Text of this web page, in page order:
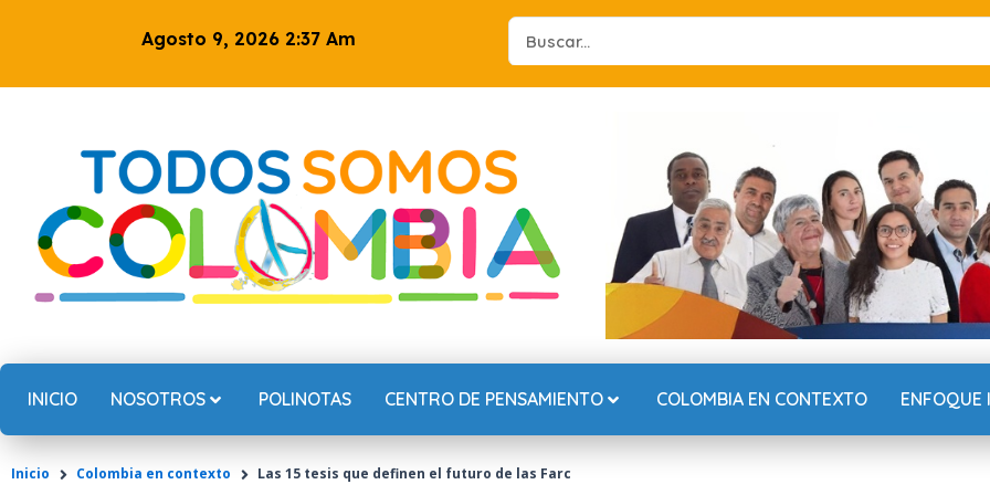
Agosto 9, 2026 2:37 Am
Search
...
INICIO NOSOTROS POLINOTAS CENTRO DE PENSAMIENTO COLOMBIA EN CONTEXTO ENFOQUE
Inicio Colombia en contexto Las 15 tesis que definen el futuro de las Farc